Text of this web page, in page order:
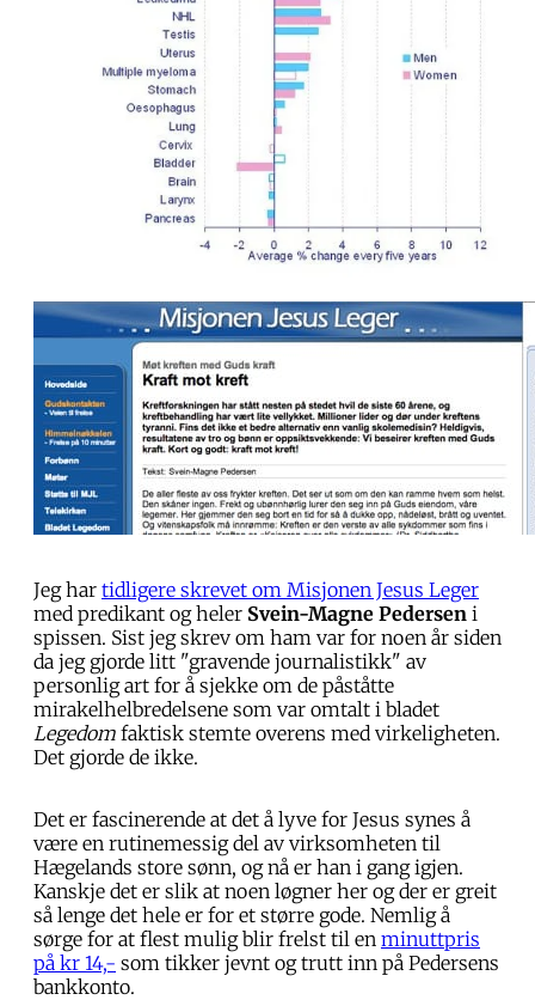
Jeg har tidligere skrevet om Misjonen Jesus Leger
med predikant og heler Svein-Magne Pedersen i
spissen. Sist jeg skrev om ham var for noen år siden
da jeg gjorde litt "gravende journalistikk" av
personlig art for å sjekke om de påståtte
mirakelhelbredelsene som var omtalt i bladet
Legedom faktisk stemte overens med virkeligheten.
Det gjorde de ikke.
Det er fascinerende at det å lyve for Jesus synes å
være en rutinemessig del av virksomheten til
Hægelands store sønn, og nå er han i gang igjen.
Kanskje det er slik at noen løgner her og der er greit
så lenge det hele er for et større gode. Nemlig å
sørge for at flest mulig blir frelst til en minuttpris
på kr 14,- som tikker jevnt og trutt inn på Pedersens
bankkonto.